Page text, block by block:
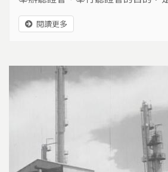
因為程序安排不當，現場爆發衝突
白浪費了一場聽證會。什麼是聽證
對重大議題，社會又該如何建立討
閱讀更多